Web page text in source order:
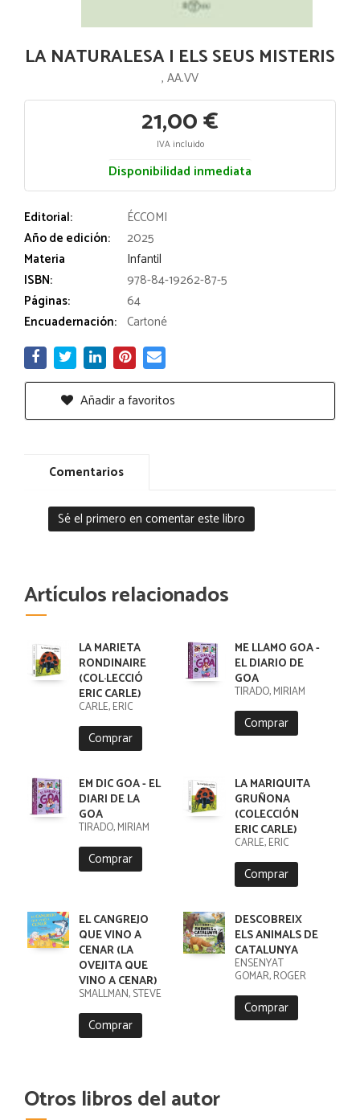
LA NATURALESA I ELS SEUS MISTERIS
, AA.VV
21,00 €
IVA incluido
Disponibilidad inmediata
Editorial:
ÉCCOMI
Año de edición:
2025
Materia
Infantil
ISBN:
978-84-19262-87-5
Páginas:
64
Encuadernación: Cartoné
Añadir a favoritos
Comentarios
Sé el primero en comentar este libro
Artículos relacionados
LA MARIETA
RONDINAIRE
(COL·LECCIÓ
ERIC CARLE)
CARLE, ERIC
Comprar
ME LLAMO GOA -
EL DIARIO DE
GOA
TIRADO, MIRIAM
Comprar
EM DIC GOA - EL
DIARI DE LA
GOA
TIRADO, MIRIAM
Comprar
LA MARIQUITA
GRUÑONA
(COLECCIÓN
ERIC CARLE)
CARLE, ERIC
Comprar
EL CANGREJO
QUE VINO A
CENAR (LA
OVEJITA QUE
VINO A CENAR)
SMALLMAN, STEVE
Comprar
DESCOBREIX
ELS ANIMALS DE
CATALUNYA
ENSENYAT
GOMAR, ROGER
Comprar
Otros libros del autor